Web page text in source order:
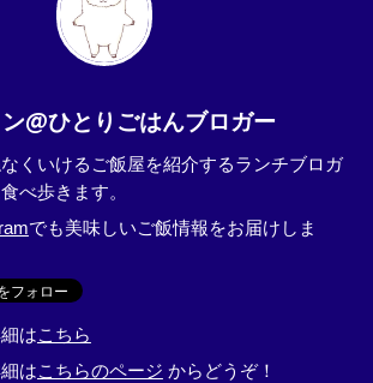
@ひとりごはんブロガー
くいけるご飯屋を紹介するランチブロガ
べ歩きます。
でも美味しいご飯情報をお届けしま
はこちら
はこちらのページ からどうぞ！